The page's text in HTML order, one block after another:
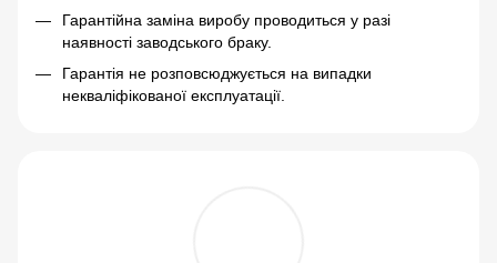
Гарантійна заміна виробу проводиться у разі
наявності заводського браку.
Гарантія не розповсюджується на випадки
некваліфікованої експлуатації.